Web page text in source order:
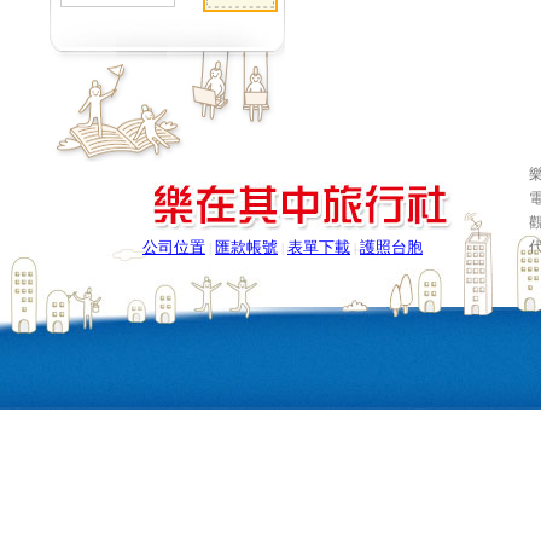
公司位置 匯款帳號 表單下載 |護照台胞